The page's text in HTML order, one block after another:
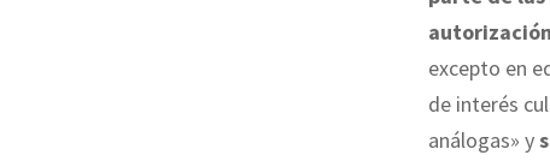
autorización
excepto en
de interés
análogas» y